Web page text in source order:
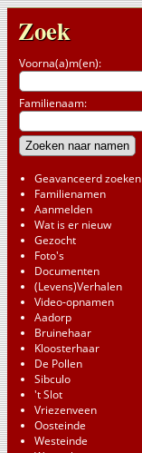
Zoek
Voorna(a)m(en):
Familienaam:
Geavanceerd zoeken
Familienamen
Aanmelden
Wat is er nieuw
Gezocht
Foto's
Documenten
(Levens)Verhalen
Video-opnamen
Aadorp
Bruinehaar
Kloosterhaar
De Pollen
Sibculo
't Slot
Vriezenveen
Oosteinde
Westeinde